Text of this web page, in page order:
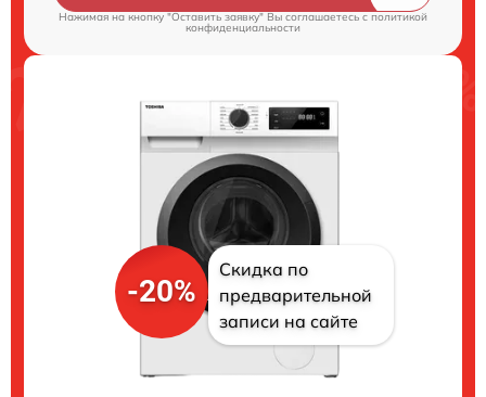
Нажимая на кнопку "Оставить заявку" Вы соглашаетесь cполитикой
конфиденциальности
-20%
Скидка по
предварительной
записи на сайте